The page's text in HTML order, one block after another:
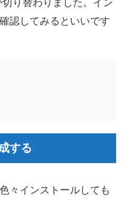
認してみるといいです
する
々インストールしても